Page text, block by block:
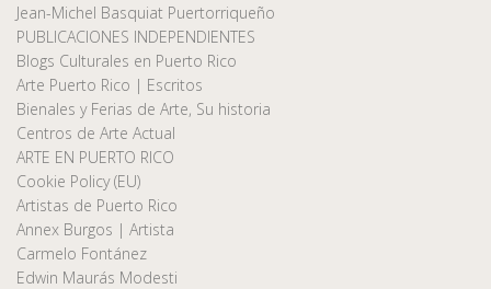
Jean-Michel Basquiat Puertorriqueño
PUBLICACIONES INDEPENDIENTES
Blogs Culturales en Puerto Rico
Arte Puerto Rico | Escritos
Bienales y Ferias de Arte, Su historia
Centros de Arte Actual
ARTE EN PUERTO RICO
Cookie Policy (EU)
Artistas de Puerto Rico
Annex Burgos | Artista
Carmelo Fontánez
Edwin Maurás Modesti